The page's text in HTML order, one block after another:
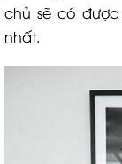
chủ sẽ có
nhất.